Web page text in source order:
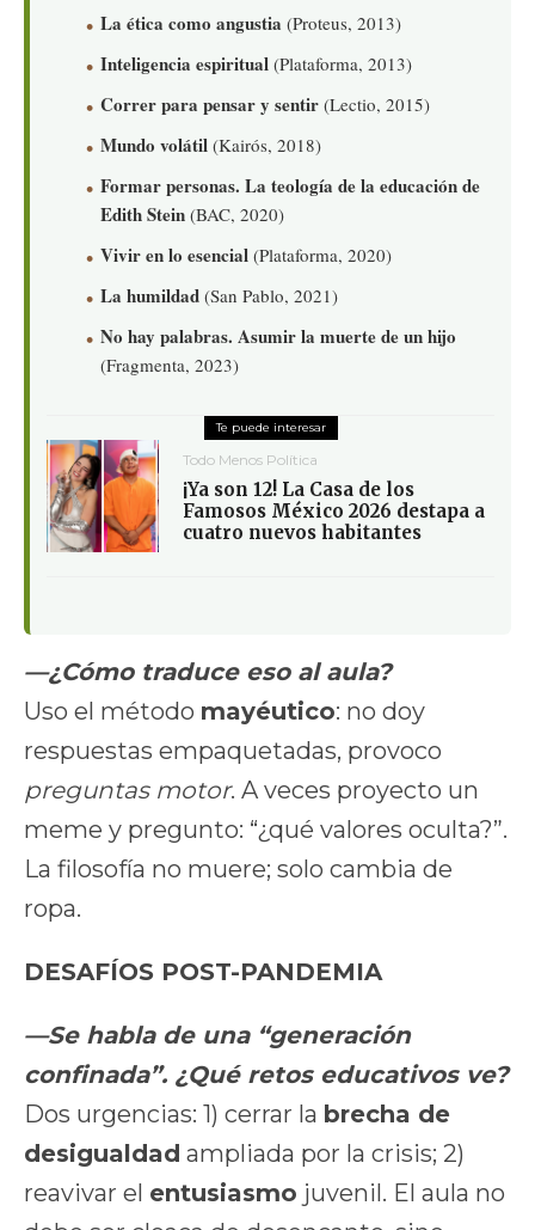
La ética como angustia (Proteus, 2013)
Inteligencia espiritual (Plataforma, 2013)
Correr para pensar y sentir (Lectio, 2015)
Mundo volátil (Kairós, 2018)
Formar personas. La teología de la educación de
Edith Stein (BAC, 2020)
Vivir en lo esencial (Plataforma, 2020)
La humildad (San Pablo, 2021)
No hay palabras. Asumir la muerte de un hijo
(Fragmenta, 2023)
Todo Menos Política
¡Ya son 12! La Casa de los
Famosos México 2026 destapa a
cuatro nuevos habitantes
—¿Cómo traduce eso al aula?
Uso el método mayéutico: no doy
respuestas empaquetadas, provoco
preguntas motor. A veces proyecto un
meme y pregunto: “¿qué valores oculta?”.
La filosofía no muere; solo cambia de
ropa.
DESAFÍOS POST-PANDEMIA
—Se habla de una “generación
confinada”. ¿Qué retos educativos ve?
Dos urgencias: 1) cerrar la brecha de
desigualdad ampliada por la crisis; 2)
reavivar el entusiasmo juvenil. El aula no